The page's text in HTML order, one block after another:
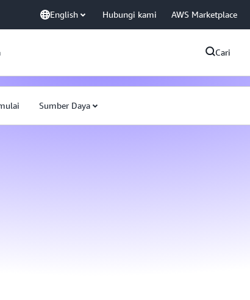
English Hubungi kami AWS Marketplace
Cari
Sumber Daya